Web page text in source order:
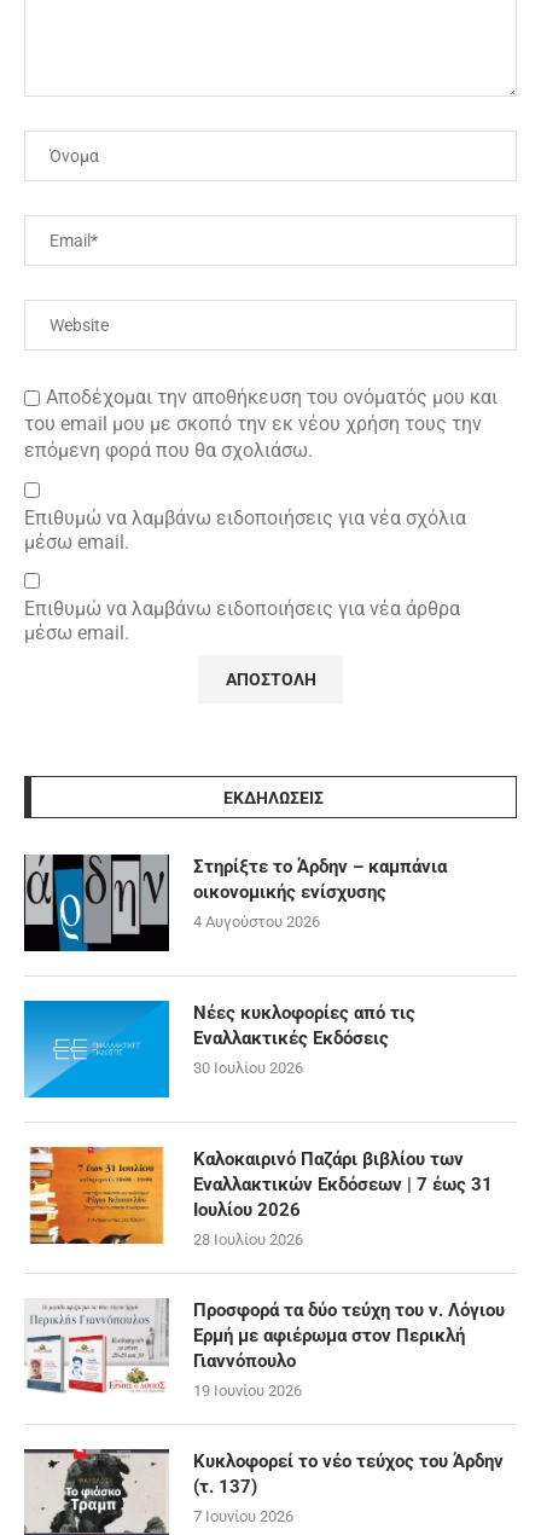
Αποδέχομαι την αποθήκευση του ονόματός μου και
του email μου με σκοπό την εκ νέου χρήση τους την
επόμενη φορά που θα σχολιάσω.
Επιθυμώ να λαμβάνω ειδοποιήσεις για νέα σχόλια
μέσω email.
Επιθυμώ να λαμβάνω ειδοποιήσεις για νέα άρθρα
μέσω email.
ΕΚΔΗΛΩΣΕΙΣ
Στηρίξτε το Άρδην – καμπάνια
οικονομικής ενίσχυσης
4 Αυγούστου 2026
Νέες κυκλοφορίες από τις
Εναλλακτικές Εκδόσεις
30 Ιουλίου 2026
Καλοκαιρινό Παζάρι βιβλίου των
Εναλλακτικών Εκδόσεων | 7 έως 31
Ιουλίου 2026
28 Ιουλίου 2026
Προσφορά τα δύο τεύχη του ν. Λόγιου
Ερμή με αφιέρωμα στον Περικλή
Γιαννόπουλο
19 Ιουνίου 2026
Κυκλοφορεί το νέο τεύχος του Άρδην
(τ. 137)
7 Ιουνίου 2026